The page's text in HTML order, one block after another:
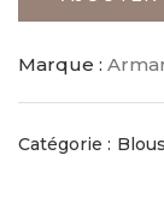
Marque :
Catégorie :